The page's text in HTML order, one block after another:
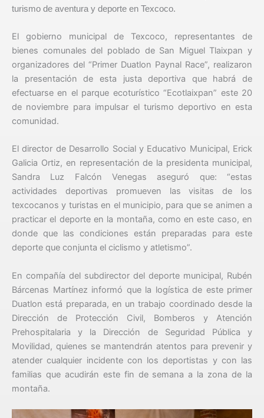
turismo de aventura y deporte en Texcoco.
El gobierno municipal de Texcoco, representantes de
bienes comunales del poblado de San Miguel Tlaixpan y
organizadores del “Primer Duatlon Paynal Race”, realizaron
la presentación de esta justa deportiva que habrá de
efectuarse en el parque ecoturístico “Ecotlaixpan” este 20
de noviembre para impulsar el turismo deportivo en esta
comunidad.
El director de Desarrollo Social y Educativo Municipal, Erick
Galicia Ortiz, en representación de la presidenta municipal,
Sandra Luz Falcón Venegas aseguró que: “estas
actividades deportivas promueven las visitas de los
texcocanos y turistas en el municipio, para que se animen a
practicar el deporte en la montaña, como en este caso, en
donde que las condiciones están preparadas para este
deporte que conjunta el ciclismo y atletismo”.
En compañía del subdirector del deporte municipal, Rubén
Bárcenas Martínez informó que la logística de este primer
Duatlon está preparada, en un trabajo coordinado desde la
Dirección de Protección Civil, Bomberos y Atención
Prehospitalaria y la Dirección de Seguridad Pública y
Movilidad, quienes se mantendrán atentos para prevenir y
atender cualquier incidente con los deportistas y con las
familias que acudirán este fin de semana a la zona de la
montaña.